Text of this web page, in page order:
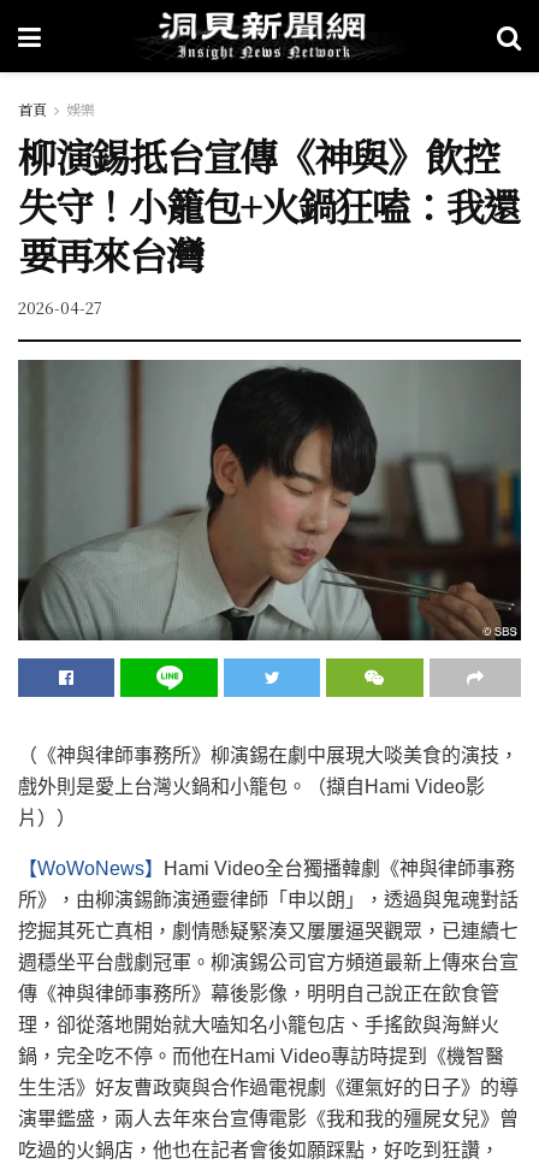
首頁 娛樂
柳演錫抵台宣傳《神與》飲控
失守！小籠包+火鍋狂嗑：我還
要再來台灣
2026-04-27
（《神與律師事務所》柳演錫在劇中展現大啖美食的演技，
戲外則是愛上台灣火鍋和小籠包。（擷自Hami Video影
片））
【WoWoNews】
Hami Video全台獨播韓劇《神與律師事務
所》，由柳演錫飾演通靈律師「申以朗」，透過與鬼魂對話
挖掘其死亡真相，劇情懸疑緊湊又屢屢逼哭觀眾，已連續七
週穩坐平台戲劇冠軍。柳演錫公司官方頻道最新上傳來台宣
傳《神與律師事務所》幕後影像，明明自己說正在飲食管
理，卻從落地開始就大嗑知名小籠包店、手搖飲與海鮮火
鍋，完全吃不停。而他在Hami Video專訪時提到《機智醫
生生活》好友曹政奭與合作過電視劇《運氣好的日子》的導
演畢鑑盛，兩人去年來台宣傳電影《我和我的殭屍女兒》曾
吃過的火鍋店，他也在記者會後如願踩點，好吃到狂讚，